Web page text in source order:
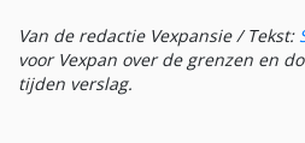
Van de redactie Vexpansie / Tekst:
voor Vexpan over de grenzen en
tijden verslag.